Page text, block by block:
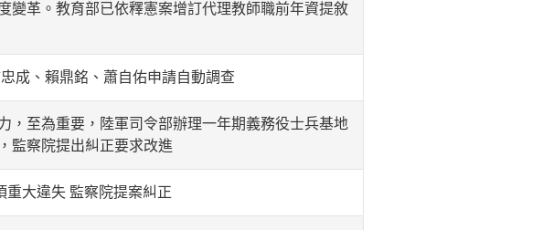
變革。教育部已依釋憲案增訂代理教師職前年資提敘
成、賴鼎銘、蕭自佑申請自動調查
，至為重要，陸軍司令部辦理一年期義務役士兵基地
監察院提出糾正要求改進
大違失 監察院提案糾正